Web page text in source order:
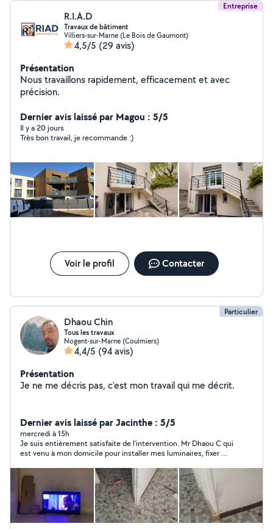
Entreprise
R.I.A.D
Travaux de bâtiment
Villiers-sur-Marne (Le Bois de Gaumont)
4,5/5 (29 avis)
Présentation
Nous travaillons rapidement, efficacement et avec
précision.
Dernier avis laissé par Magou : 5/5
Il y a 20 jours
Très bon travail, je recommande :)
Voir le profil Contacter
Particulier
Dhaou Chin
Tous les travaux
Nogent-sur-Marne (Coulmiers)
4,4/5 (94 avis)
Présentation
Je ne me décris pas, c'est mon travail qui me décrit.
Dernier avis laissé par Jacinthe : 5/5
mercredi à 15h
Je suis entièrement satisfaite de l'intervention. Mr Dhaou C qui
est venu à mon domicile pour installer mes luminaires, fixer ma
grande qualité. Il a été très professionnel, très poli, agréable et
à l'écoute. Le chantier a été laissé propre et tout fonctionne
parfaitement. Je recommande vraiment Mr Dhaou C sans
hésitation. Merci encore pour votre sérieux et votre
professionnalisme !